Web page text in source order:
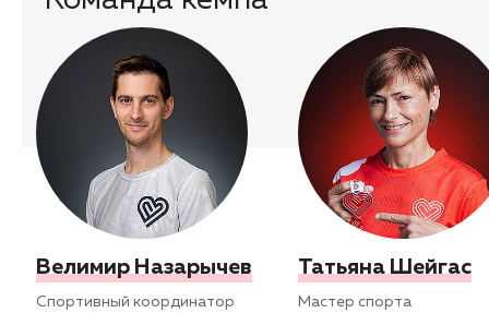
Велимир Назарычев
Спортивный координатор
Татьяна Шейгас
Мастер спорта